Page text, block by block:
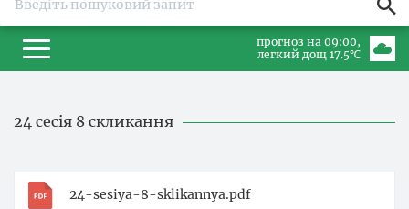
прогноз на 09:00
легкий дощ 17.5℃
24 сесія 8 скликання
24-sesiya-8-sklikannya.pdf